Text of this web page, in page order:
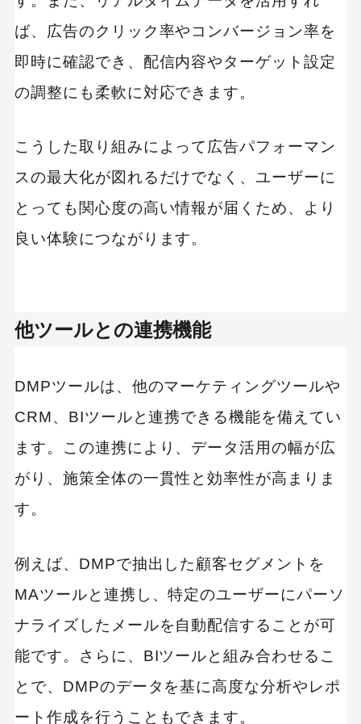
ば、広告のクリック率やコンバージョン率を
即時に確認でき、配信内容やターゲット設定
の調整にも柔軟に対応できます。
こうした取り組みによって広告パフォーマン
スの最大化が図れるだけでなく、ユーザーに
とっても関心度の高い情報が届くため、より
良い体験につながります。
他ツールとの連携機能
DMPツールは、他のマーケティングツールや
CRM、BIツールと連携できる機能を備えてい
ます。この連携により、データ活用の幅が広
がり、施策全体の一貫性と効率性が高まりま
す。
例えば、DMPで抽出した顧客セグメントを
MAツールと連携し、特定のユーザーにパーソ
ナライズしたメールを自動配信することが可
能です。さらに、BIツールと組み合わせるこ
とで、DMPのデータを基に高度な分析やレポ
ート作成を行うこともできます。